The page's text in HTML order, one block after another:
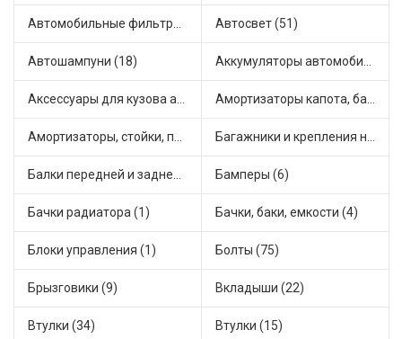
Автомобильные фильтры (1) Автосвет (51)
Автошампуни (18) Аккумуляторы автомобильные (2)
Аксессуары для кузова автомобиля (1) Амортизаторы капота, багажника (6)
Амортизаторы, стойки, подушки стоек (36) Багажники и крепления на крышу (1)
Балки передней и задней подвески (4) Бамперы (6)
Бачки радиатора (1) Бачки, баки, емкости (4)
Блоки управления (1) Болты (75)
Брызговики (9) Вкладыши (22)
Втулки (34) Втулки (15)